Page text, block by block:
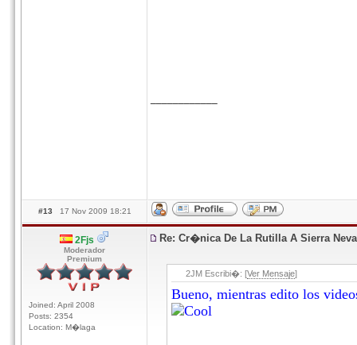
#13 17 Nov 2009 18:21
2Fjs
Moderador
Premium
Joined: April 2008
Posts: 2354
Location: M�laga
Re: Cr�nica De La Rutilla A Sierra
2JM Escribi�: [Ver Mensaje]
Bueno, mientras edito los